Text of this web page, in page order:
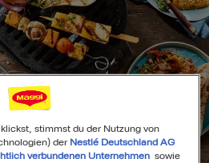
Search
stimmst du der Nutzung von
der Nestlé Deutschland AG
verbundenen Unternehmen sowie